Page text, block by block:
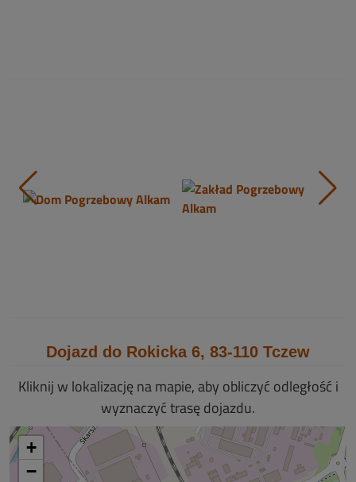
Dojazd do Rokicka 6, 83-110 Tczew
Kliknij w lokalizację na mapie, aby obliczyć odległość i
wyznaczyć trasę dojazdu.
+
−